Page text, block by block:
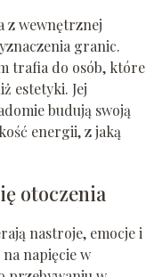
z wewnętrznej
granic.
trafia do osób, które
estetyki. Jej
budują swoją
energii, z jaką
otoczenia
nastroje, emocje i
napięcie w